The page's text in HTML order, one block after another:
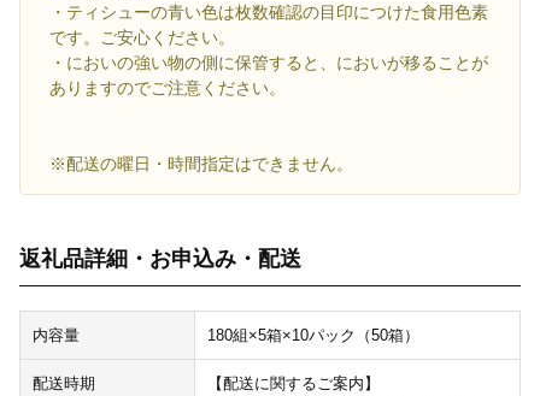
・ティシューの青い色は枚数確認の目印につけた食用色素
です。ご安心ください。
・においの強い物の側に保管すると、においが移ることが
ありますのでご注意ください。
※配送の曜日・時間指定はできません。
返礼品詳細・お申込み・配送
内容量 180組×5箱×10パック（50箱）
配送時期
【配送に関するご案内】